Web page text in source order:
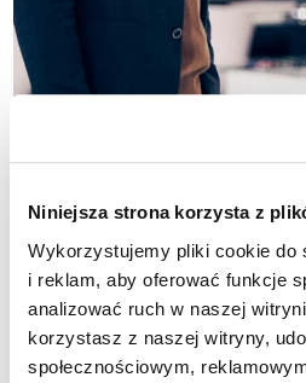
Niniejsza strona korzysta z
Wykorzystujemy pliki cookie do
i reklam, aby oferować funkcje
analizować ruch w naszej
korzystasz z naszej witryny,
społecznościowym,